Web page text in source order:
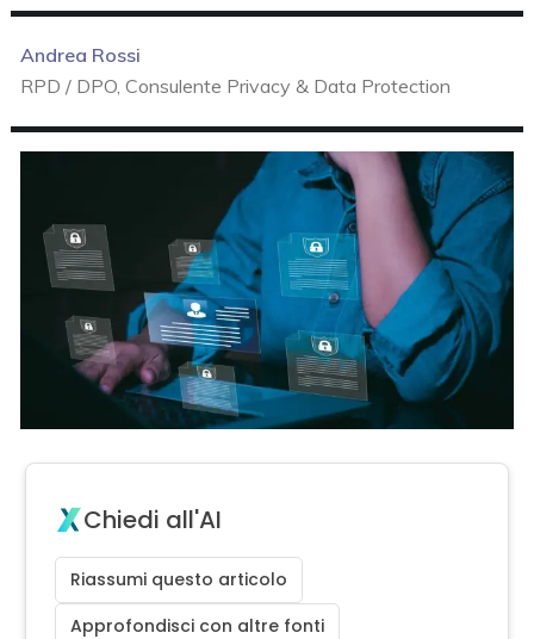
Andrea Rossi
RPD / DPO, Consulente Privacy & Data Protection
Chiedi all'AI
Riassumi questo articolo
Approfondisci con altre fonti